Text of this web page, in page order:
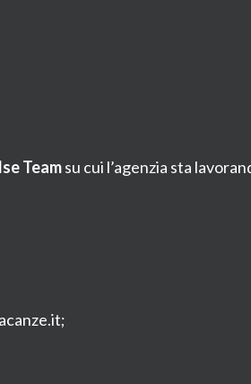
Teamsu cui l’agenzia sta